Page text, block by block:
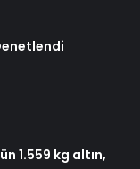
1.559 kg altın,